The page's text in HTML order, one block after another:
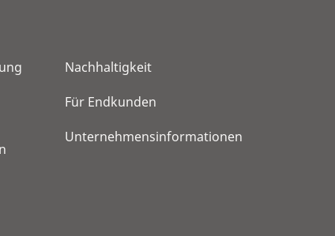
Nachhaltigkeit
Für Endkunden
Unternehmensinformationen